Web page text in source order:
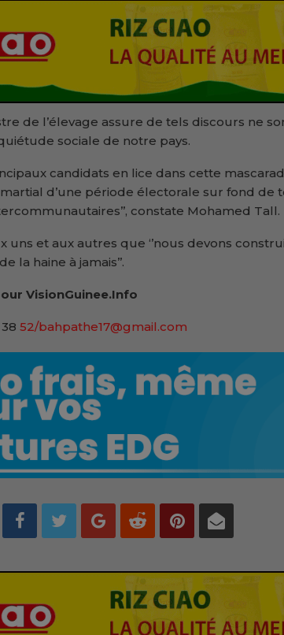
de l’élevage assure de tels discours ne
sociale de notre pays.
candidats en lice dans cette
d’une période électorale sur fond de
constate Mohamed Tall.
uns et aux autres que ‘’nous devons
la haine à jamais’’.
VisionGuinee.Info
52/bahpathe17@gmail.com